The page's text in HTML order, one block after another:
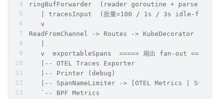
ringBufForwarder  (reader goroutine + parser
   | tracesInput  (批量=100 / 1s / 3s idle-flush)
   v
ReadFromChannel -> Routes -> KubeDecorator -
   v  exportableSpans  ===== 扇出 fan-out =====
   |-- OTEL Traces Exporter
   |-- Printer (debug)
|-- SpanNameLimiter -> [OTEL Metrics |
   `-- BPF Metrics